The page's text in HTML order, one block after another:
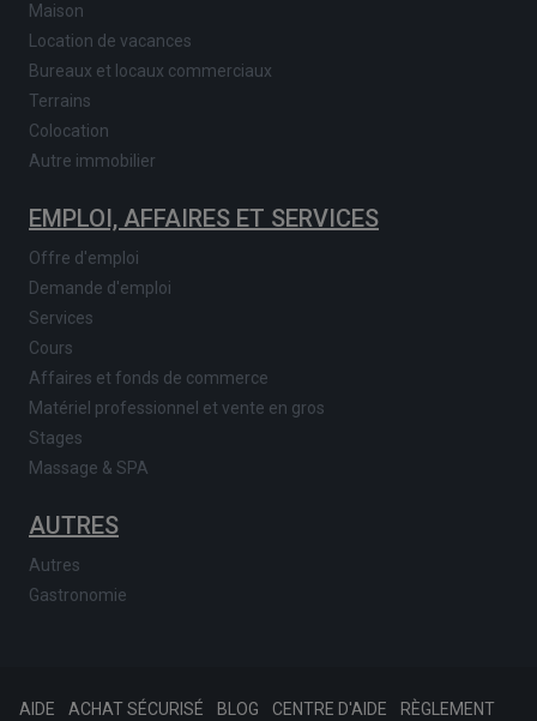
Maison
Location de vacances
Bureaux et locaux commerciaux
Terrains
Colocation
Autre immobilier
EMPLOI, AFFAIRES ET SERVICES
Offre d'emploi
Demande d'emploi
Services
Cours
Affaires et fonds de commerce
Matériel professionnel et vente en gros
Stages
Massage & SPA
AUTRES
Autres
Gastronomie
AIDE ACHAT SÉCURISÉ BLOG CENTRE D'AIDE RÈGLEMENT